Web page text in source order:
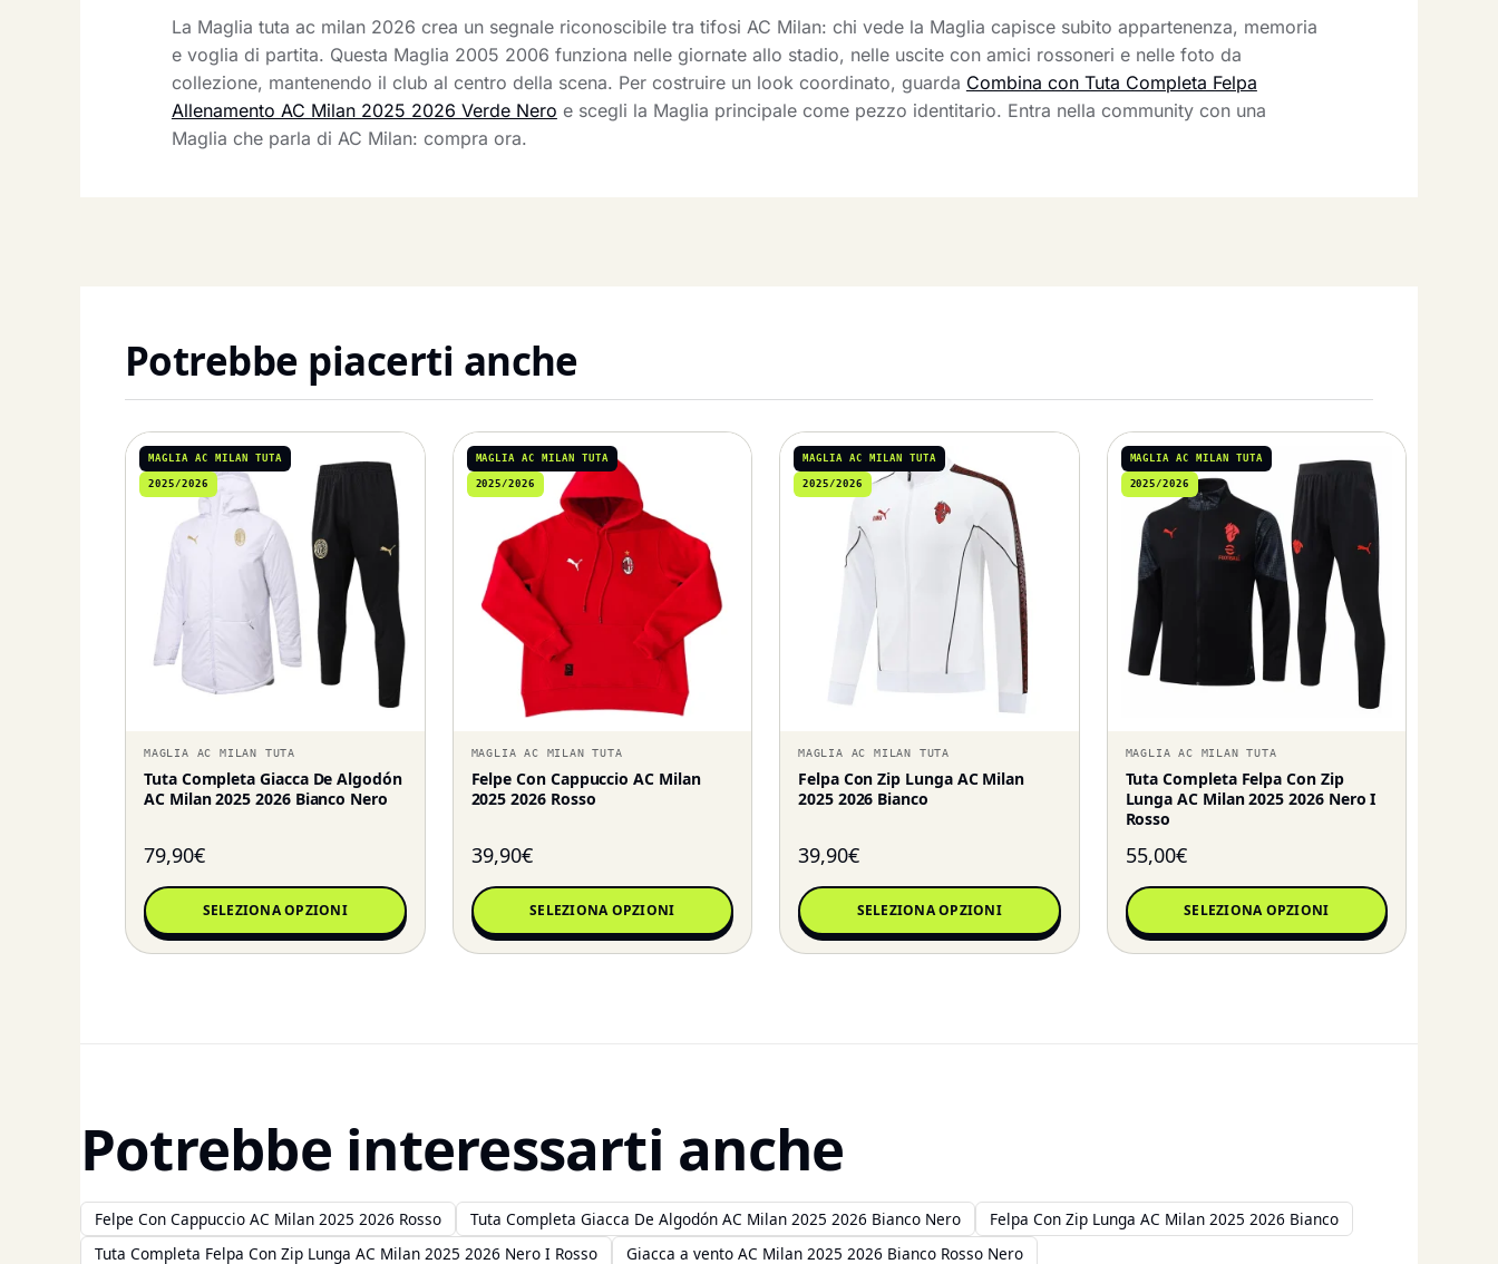
La Maglia tuta ac milan 2026 crea un segnale riconoscibile tra tifosi AC Milan: chi vede la Maglia capisce subito appartenenza, memoria
e voglia di partita. Questa Maglia 2005 2006 funziona nelle giornate allo stadio, nelle uscite con amici rossoneri e nelle foto da
collezione, mantenendo il club al centro della scena. Per costruire un look coordinato, guarda Combina con Tuta Completa Felpa
Allenamento AC Milan 2025 2026 Verde Nero e scegli la Maglia principale come pezzo identitario. Entra nella community con una
Maglia che parla di AC Milan: compra ora.
Potrebbe piacerti anche
MAGLIA AC MILAN TUTA
2025/2026
MAGLIA AC MILAN TUTA
Tuta Completa Giacca De Algodón
AC Milan 2025 2026 Bianco Nero
79,90€
SELEZIONA OPZIONI
MAGLIA AC MILAN TUTA
2025/2026
MAGLIA AC MILAN TUTA
Felpe Con Cappuccio AC Milan
2025 2026 Rosso
39,90€
SELEZIONA OPZIONI
MAGLIA AC MILAN TUTA
2025/2026
MAGLIA AC MILAN TUTA
Felpa Con Zip Lunga AC Milan
2025 2026 Bianco
39,90€
SELEZIONA OPZIONI
MAGLIA AC MILAN TUTA
2025/2026
MAGLIA AC MILAN TUTA
Tuta Completa Felpa Con Zip
Lunga AC Milan 2025 2026 Nero I
Rosso
55,00€
SELEZIONA OPZIONI
Potrebbe interessarti anche
Felpe Con Cappuccio AC Milan 2025 2026 Rosso Tuta Completa Giacca De Algodón AC Milan 2025 2026 Bianco Nero
Felpa Con Zip Lunga AC Milan 2025 2026 Bianco
Tuta Completa Felpa Con Zip Lunga AC Milan 2025 2026 Nero I Rosso
Giacca a vento AC Milan 2025 2026 Bianco Rosso Nero